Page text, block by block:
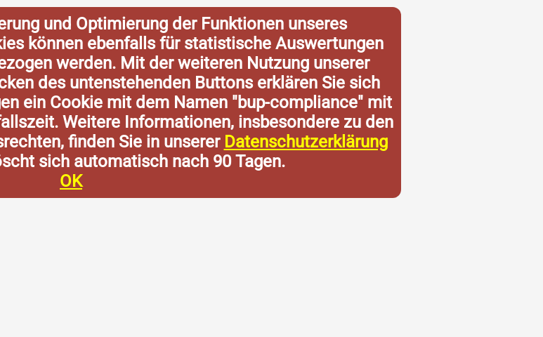
und Optimierung der Funktionen unseres
können ebenfalls für statistische Auswertungen
werden. Mit der weiteren Nutzung unserer
des untenstehenden Buttons erklären Sie sich
ein Cookie mit dem Namen "bup-compliance" mit
Weitere Informationen, insbesondere zu den
finden Sie in unserer Datenschutzerklärung
sich automatisch nach 90 Tagen.
OK